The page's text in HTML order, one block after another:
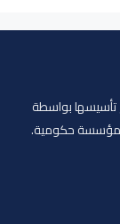
العلمية أهرام من عام 2008 وتم تأسيسها بواسطة
مؤسسة حكومية.